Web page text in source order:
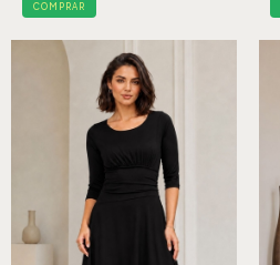
COMPRAR